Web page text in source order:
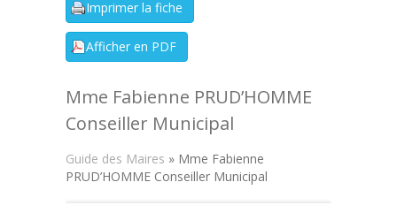
Mme Fabienne PRUD’HOMME
Conseiller Municipal
Guide des Maires » Mme Fabienne
PRUD’HOMME Conseiller Municipal